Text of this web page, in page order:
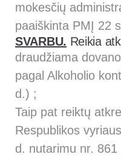
mokesčių
paaiškinta PMĮ 22
SVARBU. Reikia
draudžiama
pagal Alkoholio
d.) ;
Taip pat reiktų
Respublikos
d. nutarimu nr.